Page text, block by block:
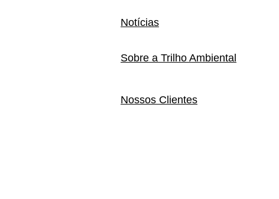
Sobre a Trilho Ambiental
Notícias
Nossos Clientes